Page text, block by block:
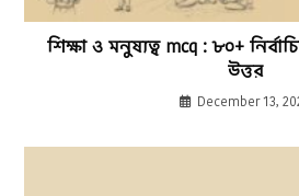
শিক্ষা ও মনুষ্যত্ব mcq : ৮০+
উত্তর
December 13,